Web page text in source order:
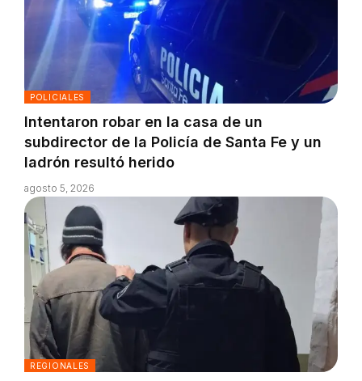
POLICIALES
Intentaron robar en la casa de un
subdirector de la Policía de Santa Fe y un
ladrón resultó herido
agosto 5, 2026
REGIONALES